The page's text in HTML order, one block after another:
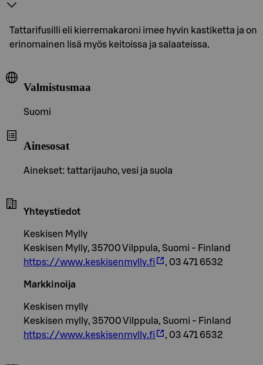
Tattarifusilli eli kierremakaroni imee hyvin kastiketta ja on
erinomainen lisä myös keitoissa ja salaateissa.
Valmistusmaa
Suomi
Ainesosat
Ainekset: tattarijauho, vesi ja suola
Yhteystiedot
Keskisen Mylly
Keskisen Mylly, 35700 Vilppula, Suomi - Finland
https://www.keskisenmylly.fi
, 03 471 6532
Markkinoija
Keskisen mylly
Keskisen mylly, 35700 Vilppula, Suomi - Finland
https://www.keskisenmylly.fi
, 03 471 6532